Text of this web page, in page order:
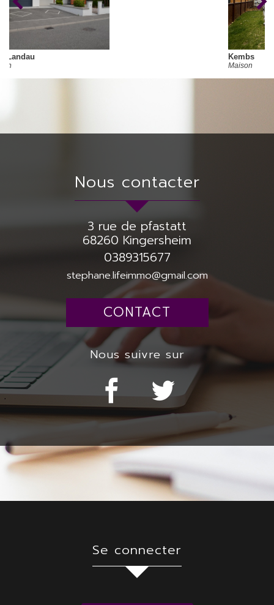
nous contacter
3 rue de pfastatt
68260 Kingersheim
0389315677
stephane.lifeimmo@gmail.com
CONTACT
nous suivre sur
se connecter